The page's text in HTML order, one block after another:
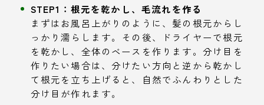
STEP1：根元を乾かし、毛流れを作る
まずはお風呂上がりのように、髪の根元からし
っかり濡らします。その後、ドライヤーで根元
を乾かし、全体のベースを作ります。分け目を
作りたい場合は、分けたい方向と逆から乾かし
て根元を立ち上げると、自然でふんわりとした
分け目が作れます。